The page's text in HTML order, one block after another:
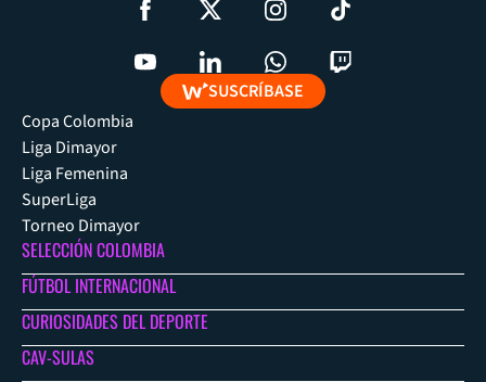
SUSCRÍBASE
Copa Colombia
Liga Dimayor
Liga Femenina
SuperLiga
Torneo Dimayor
SELECCIÓN COLOMBIA
FÚTBOL INTERNACIONAL
CURIOSIDADES DEL DEPORTE
CAV-SULAS